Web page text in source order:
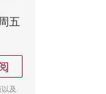
五
及